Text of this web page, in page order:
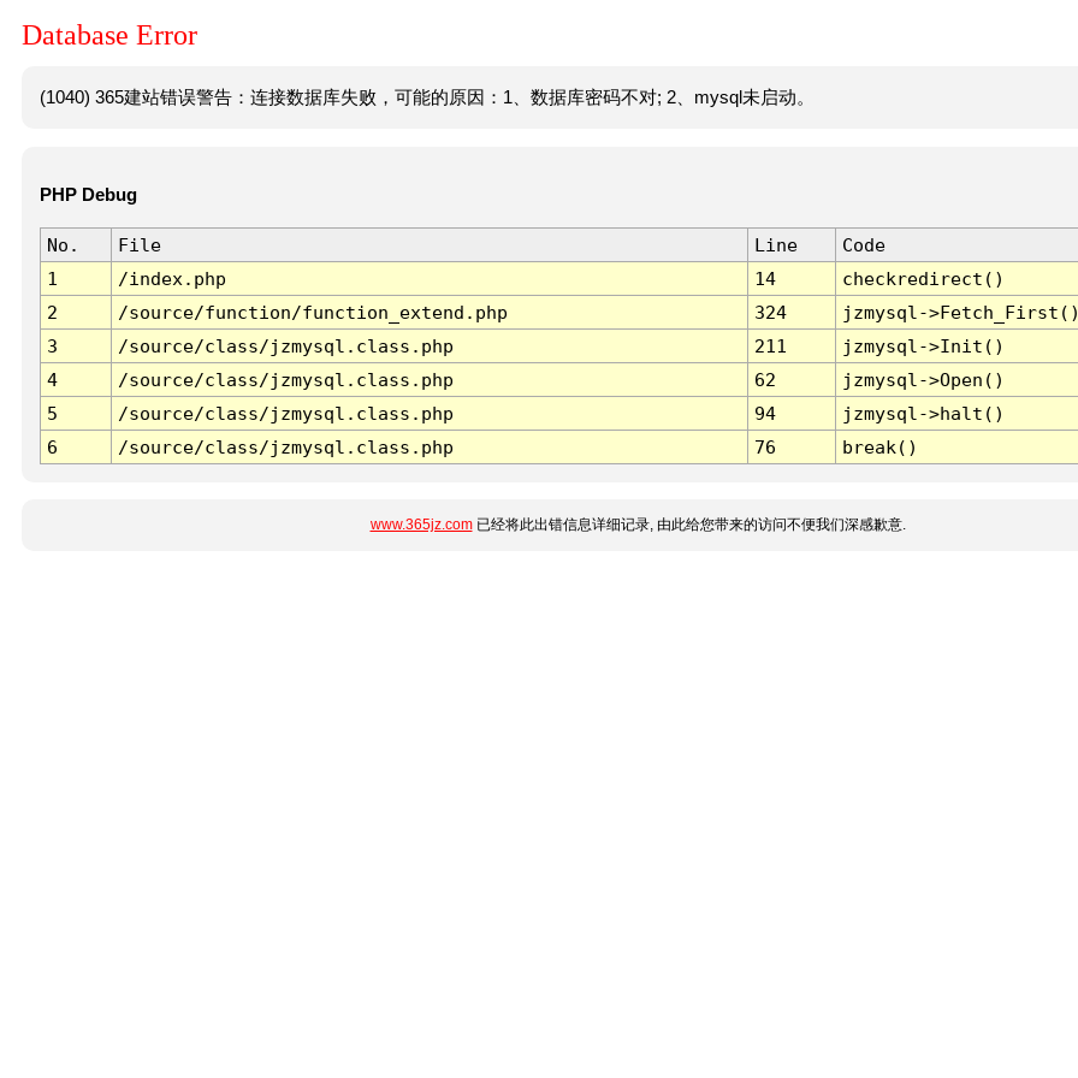
Database Error
(1040) 365建站错误警告：连接数据库失败，可能的原因：1、数据库密码不对; 2、mysql未启动。
PHP Debug
No. File Line
Code
1
/index.php 14
checkredirect()
2
/source/function/function_extend.php 324
jzmysql-
3
/source/class/jzmysql.class.php 211
jzmysql->Init()
4
/source/class/jzmysql.class.php 62
jzmysql->Open()
5
/source/class/jzmysql.class.php 94
jzmysql->halt()
6
/source/class/jzmysql.class.php 76 break()
www.365jz.com已经将此出错信息详细记录, 由此给您带来的访问不便我们深感歉意.